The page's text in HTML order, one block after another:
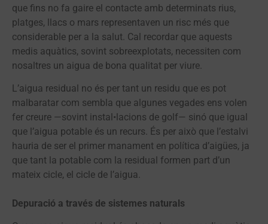
que fins no fa gaire el contacte amb determinats rius,
platges, llacs o mars representaven un risc més que
considerable per a la salut. Cal recordar que aquests
medis aquàtics, sovint sobreexplotats, necessiten com
nosaltres un aigua de bona qualitat per viure.
L’aigua residual no és per tant un residu que es pot
malbaratar com sembla que algunes vegades ens volen
fer creure —sovint instal•lacions de golf— sinó que igual
que l’aigua potable és un recurs. És per això que l’estalvi
hauria de ser el primer manament en política d’aigües, ja
que tant la potable com la residual formen part d’un
mateix cicle, el cicle de l’aigua.
Depuració a través de sistemes naturals